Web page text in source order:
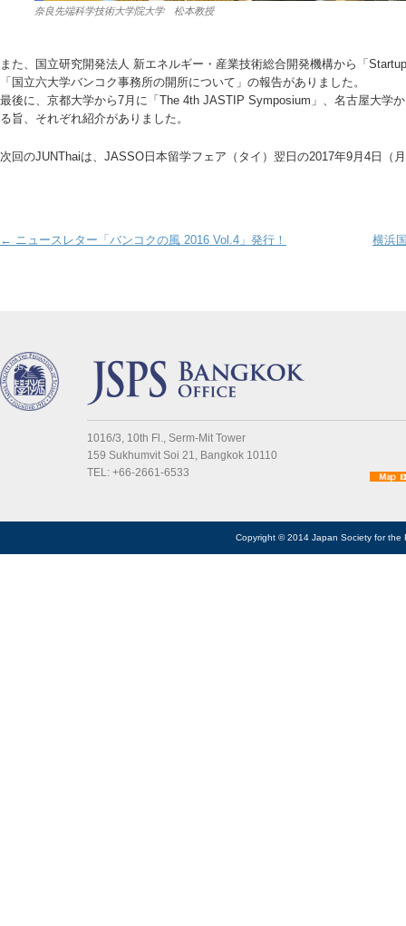
奈良先端科学技術大学院大学 松本教授
また、国立研究開発法人 新エネルギー・産業技術総合開発機構から「
「国立六大学バンコク事務所の開所について」の報告がありました。
最後に、京都大学から7月に「The 4th JASTIP Symposium」、名古屋大学
る旨、それぞれ紹介がありました。
次回のJUNThaiは、JASSO日本留学フェア（タイ）翌日の2017年9月4日（
Post navigation
← ニュースレター「バンコクの風 2016 Vol.4」発行！ 横浜
1016/3, 10th Fl., Serm-Mit Tower
159 Sukhumvit Soi 21, Bangkok 10110
TEL: +66-2661-6533
Copyright © 2014 Japan Society for the